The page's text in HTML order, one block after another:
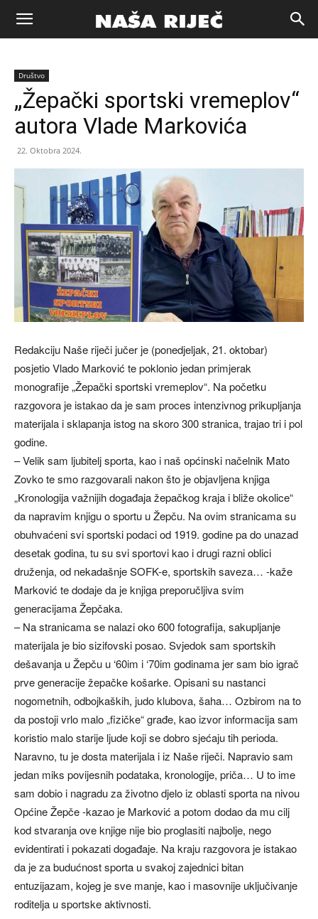
Naša
riječ
Društvo
„Žepački sportski vremeplov“
autora Vlade Markovića
22. Oktobra 2024.
Redakciju Naše riječi jučer je (ponedjeljak, 21. oktobar)
posjetio Vlado Marković te poklonio jedan primjerak
monografije „Žepački sportski vremeplov“. Na početku
razgovora je istakao da je sam proces intenzivnog prikupljanja
materijala i sklapanja istog na skoro 300 stranica, trajao tri i pol
godine.
– Velik sam ljubitelj sporta, kao i naš općinski načelnik Mato
Zovko te smo razgovarali nakon što je objavljena knjiga
„Kronologija važnijih događaja žepačkog kraja i bliže okolice“
da napravim knjigu o sportu u Žepču. Na ovim stranicama su
obuhvaćeni svi sportski podaci od 1919. godine pa do unazad
desetak godina, tu su svi sportovi kao i drugi razni oblici
druženja, od nekadašnje SOFK-e, sportskih saveza… -kaže
Marković te dodaje da je knjiga preporučljiva svim
generacijama Žepčaka.
– Na stranicama se nalazi oko 600 fotografija, sakupljanje
materijala je bio sizifovski posao. Svjedok sam sportskih
dešavanja u Žepču u ‘60im i ‘70im godinama jer sam bio igrač
prve generacije žepačke košarke. Opisani su nastanci
nogometnih, odbojkaških, judo klubova, šaha… Ozbirom na to
da postoji vrlo malo „fizičke“ građe, kao izvor informacija sam
koristio malo starije ljude koji se dobro sjećaju tih perioda.
Naravno, tu je dosta materijala i iz Naše riječi. Napravio sam
jedan miks povijesnih podataka, kronologije, priča… U to ime
sam dobio i nagradu za životno djelo iz oblasti sporta na nivou
Općine Žepče -kazao je Marković a potom dodao da mu cilj
kod stvaranja ove knjige nije bio proglasiti najbolje, nego
evidentirati i pokazati događaje. Na kraju razgovora je istakao
da je za budućnost sporta u svakoj zajednici bitan
entuzijazam, kojeg je sve manje, kao i masovnije uključivanje
roditelja u sportske aktivnosti.